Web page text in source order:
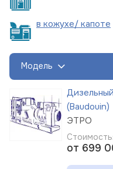
в кожухе/ капоте
Модель
(Baudouin)
ЭТРО
Стоимость:
от 699